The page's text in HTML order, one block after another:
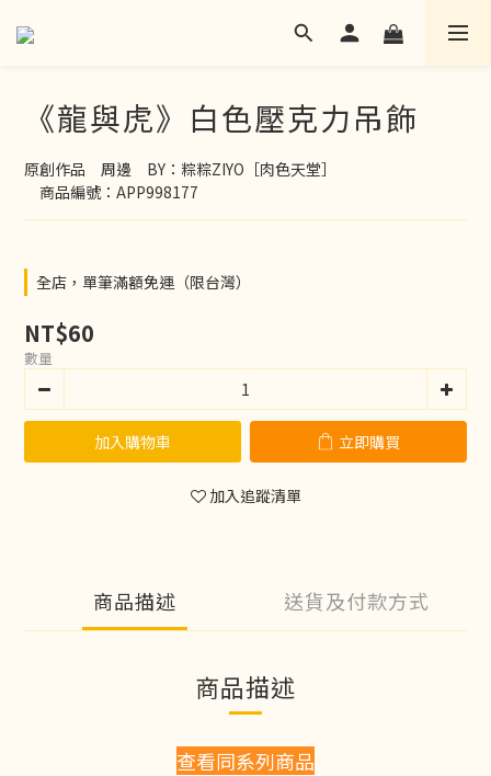
《龍與虎》白色壓克力吊飾
原創作品　周邊　BY：粽粽ZIYO［肉色天堂］
商品編號：APP998177
全店，單筆滿額免運（限台灣）
NT$60
數量
加入購物車 立即購買
加入追蹤清單
商品描述 送貨及付款方式
商品描述
查看同系列商品